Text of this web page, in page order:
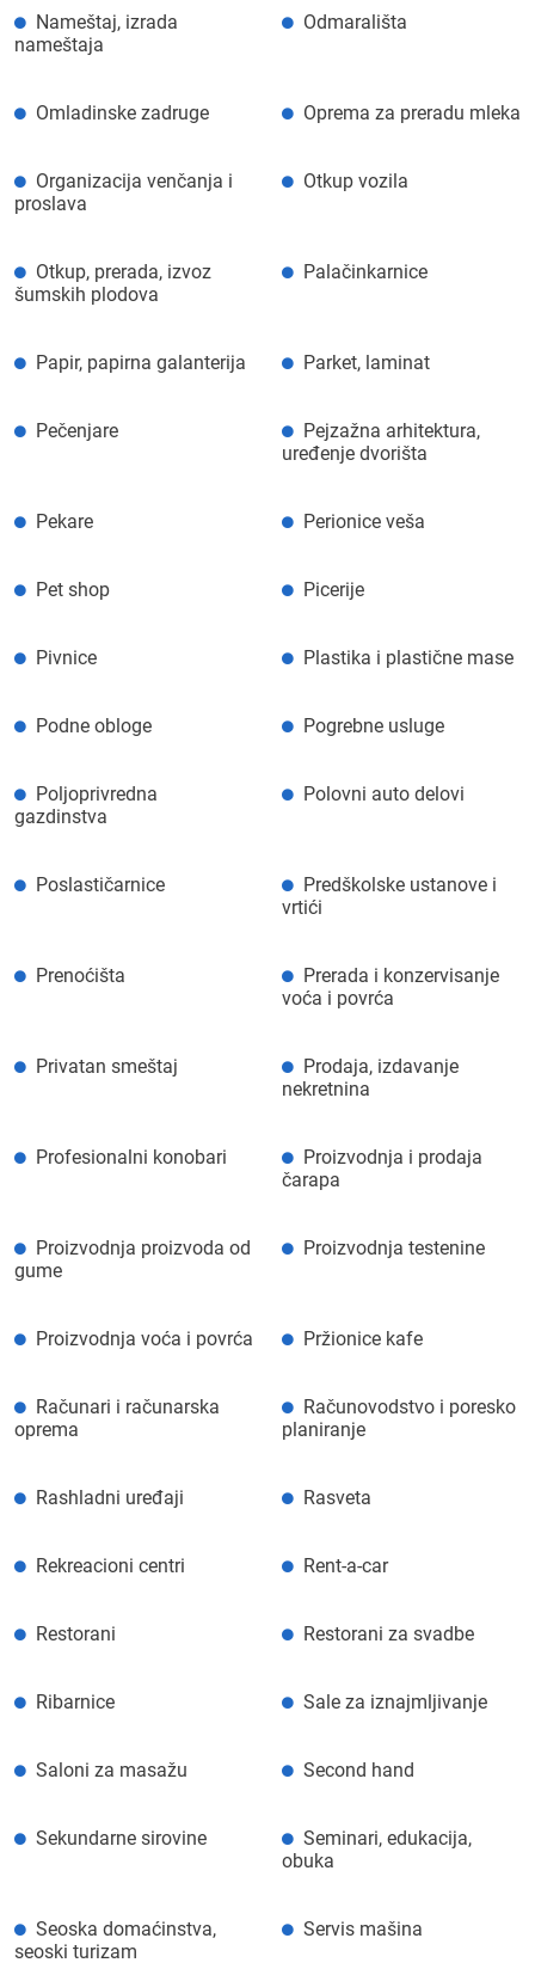
Nameštaj, izrada
nameštaja
Odmarališta
Omladinske zadruge Oprema za preradu mleka
Organizacija venčanja i
proslava
Otkup vozila
Otkup, prerada, izvoz
šumskih plodova
Palačinkarnice
Papir, papirna galanterija Parket, laminat
Pečenjare
Pejzažna arhitektura,
uređenje dvorišta
Pekare Perionice veša
Pet shop Picerije
Pivnice Plastika i plastične mase
Podne obloge Pogrebne usluge
Poljoprivredna
gazdinstva
Polovni auto delovi
Poslastičarnice
Predškolske ustanove i
vrtići
Prenoćišta
Prerada i konzervisanje
voća i povrća
Privatan smeštaj
Prodaja, izdavanje
nekretnina
Profesionalni konobari
Proizvodnja i prodaja
čarapa
Proizvodnja proizvoda od
gume
Proizvodnja testenine
Proizvodnja voća i povrća Pržionice kafe
Računari i računarska
oprema
Računovodstvo i poresko
planiranje
Rashladni uređaji Rasveta
Rekreacioni centri Rent-a-car
Restorani Restorani za svadbe
Ribarnice Sale za iznajmljivanje
Saloni za masažu Second hand
Sekundarne sirovine
Seminari, edukacija,
obuka
Seoska domaćinstva,
seoski turizam
Servis mašina